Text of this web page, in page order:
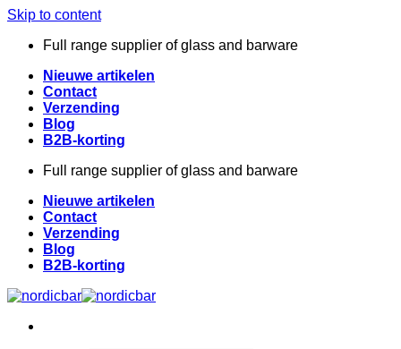
Skip to content
Full range supplier of glass and barware
Nieuwe artikelen
Contact
Verzending
Blog
B2B-korting
Full range supplier of glass and barware
Nieuwe artikelen
Contact
Verzending
Blog
B2B-korting